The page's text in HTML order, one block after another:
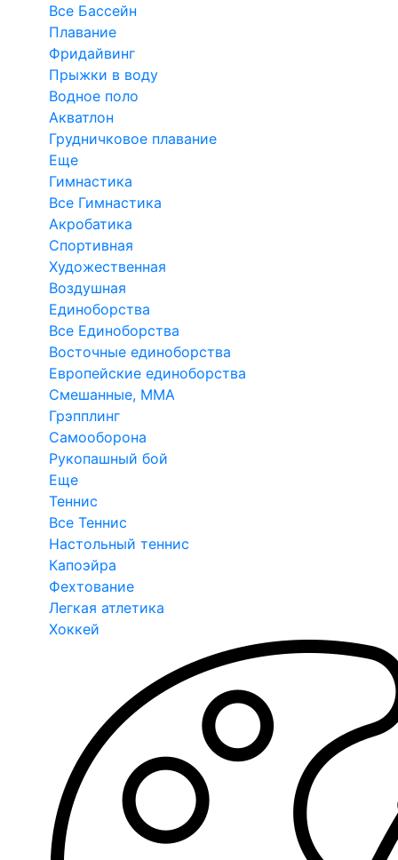
Все Бассейн
Плавание
Фридайвинг
Прыжки в воду
Водное поло
Акватлон
Грудничковое плавание
Еще
Гимнастика
Все Гимнастика
Акробатика
Спортивная
Художественная
Воздушная
Единоборства
Все Единоборства
Восточные единоборства
Европейские единоборства
Смешанные, ММА
Грэпплинг
Самооборона
Рукопашный бой
Еще
Теннис
Все Теннис
Настольный теннис
Капоэйра
Фехтование
Легкая атлетика
Хоккей